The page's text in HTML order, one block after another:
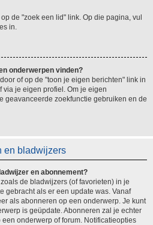
de "zoek een lid" link. Op die pagina, vul
in.
onderwerpen vinden?
of op de "toon je eigen berichten" link in
via je eigen profiel. Om je eigen
geavanceerde zoekfunctie gebruiken en de
en bladwijzers
en abonnement?
de bladwijzers (of favorieten) in je
gebracht als er een update was. Vanaf
als abonneren op een onderwerp. Je kunt
is geüpdate. Abonneren zal je echter
onderwerp of forum. Notificatieopties